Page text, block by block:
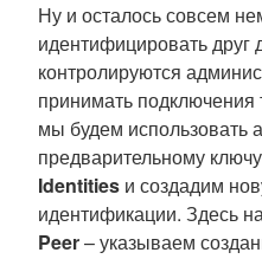
Ну и осталось совсем
идентифицировать друг
контролируются
принимать подключения
мы будем использовать
предварительному
Identities и создадим
идентификации. Здесь
Peer– указываем